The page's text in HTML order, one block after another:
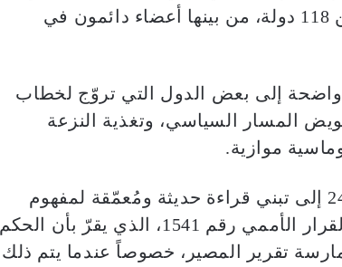
المغربية للحكم الذاتي، من قبل أكثر من 118 دولة، من بينها أعضاء دائمون في
واضحة إلى بعض الدول التي تروّج لخطاب
المسار السياسي، وتغذية النزعة
موازية.
وفي رسالة قوية، دعت موتشو لجنة الـ24 إلى تبني قراءة حديثة ومُعمّقة لمفهوم
تصفية الاستعمار، انطلاقاً من مضامين القرار الأممي رقم 1541، الذي يقرّ بأن الحكم
تقرير المصير، خصوصاً عندما يتم ذلك